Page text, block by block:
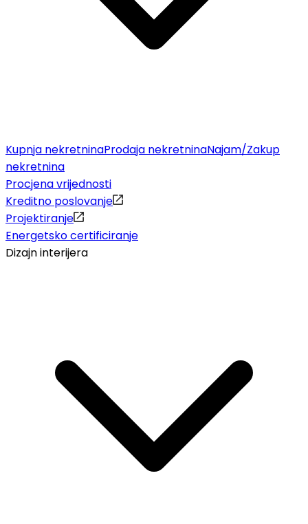
Kupnja nekretninaProdaja nekretninaNajam/Zakup
nekretnina
Procjena vrijednosti
Kreditno poslovanje
Projektiranje
Energetsko certificiranje
Dizajn interijera